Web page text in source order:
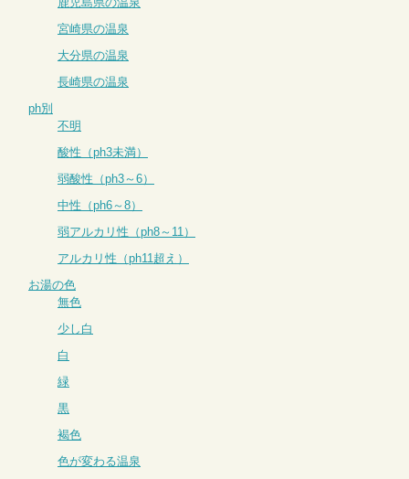
宮崎県の温泉
大分県の温泉
長崎県の温泉
ph別
不明
酸性（ph3未満）
弱酸性（ph3～6）
中性（ph6～8）
弱アルカリ性（ph8～11）
アルカリ性（ph11超え）
お湯の色
無色
少し白
白
緑
黒
褐色
色が変わる温泉